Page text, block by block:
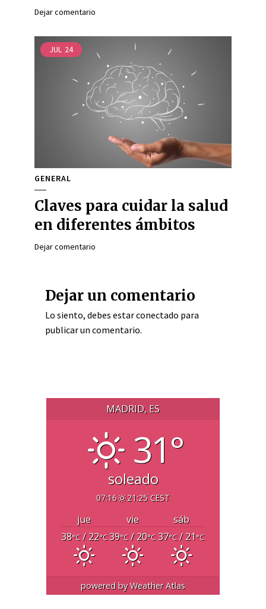
Dejar comentario
JUL 24
GENERAL
Claves para cuidar la salud
en diferentes ámbitos
Dejar comentario
Dejar un comentario
Lo siento, debes estarconectado para
publicar un comentario.
MADRID, ES
31°
soleado
07:16 21:25 CEST
jue vie
sáb
38°C/ 22°C39°C/ 20°C 37°C/ 21°C
powered byWeather Atlas